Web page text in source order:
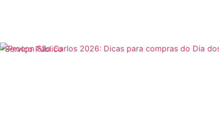
Serviço Público